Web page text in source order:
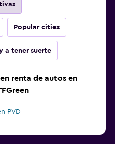
Popular cities
a tener suerte
renta de autos en
PVD